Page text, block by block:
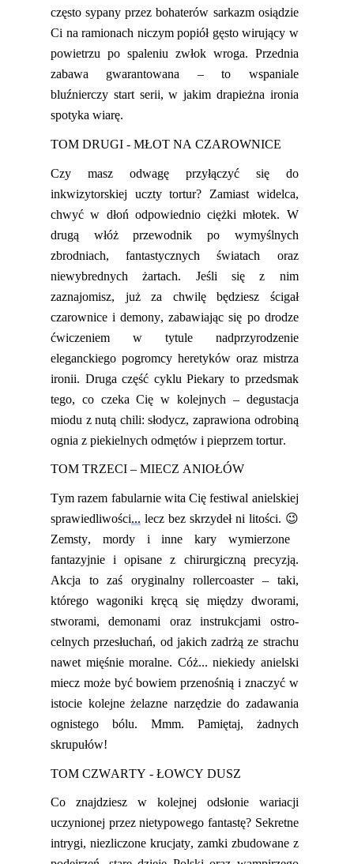
często sypany przez bohaterów sarkazm osiądzie
Ci na ramionach niczym popiół gęsto wirujący w
powietrzu po spaleniu zwłok wroga. Przednia
zabawa gwarantowana – to wspaniale
bluźnierczy start serii, w jakim drapieżna ironia
spotyka wiarę.
TOM DRUGI - MŁOT NA CZAROWNICE
Czy masz odwagę przyłączyć się do
inkwizytorskiej uczty tortur? Zamiast widelca,
chwyć w dłoń odpowiednio ciężki młotek. W
drugą włóż przewodnik po wymyślnych
zbrodniach, fantastycznychświatach oraz
niewybrednych żartach. Jeśli się z nim
zaznajomisz, już za chwilę będziesz ścigał
czarownice i demony, zabawiając się po drodze
ćwiczeniem w tytule nadprzyrodzenie
eleganckiego pogromcy heretyków oraz mistrza
ironii. Druga część cyklu Piekary to przedsmak
tego, co czeka Cię w kolejnych – degustacja
miodu z nutą chili: słodycz, zaprawiona odrobiną
ognia z piekielnych odmętów i pieprzem tortur.
TOM TRZECI – MIECZ ANIOŁÓW
Tym razem fabularnie wita Cię festiwal anielskiej
sprawiedliwości... lecz bez skrzydeł ni litości. 😉
Zemsty, mordy i inne kary wymierzone
fantazyjnie i opisane z chirurgiczną precyzją.
Akcja to zaś oryginalnyrollercoaster– taki,
którego wagoniki kręcą się między dworami,
stworami, demonami oraz instrukcjami ostro-
celnych przesłuchań, od jakich zadrżąze strachu
nawet mięśnie moralne. Cóż... niekiedy anielski
miecz może być bowiem przenośnią i znaczyć w
istocie kolejne żelazne narzędzie do zadawania
ognistego bólu. Mmm. Pamiętaj, żadnych
skrupułów!
TOM CZWARTY - ŁOWCY DUSZ
Co znajdziesz w kolejnej odsłonie wariacji
uczynionej przez nietypowego fantastę? Sekretne
intrygi, niezliczone krucjaty, zamki zbudowane z